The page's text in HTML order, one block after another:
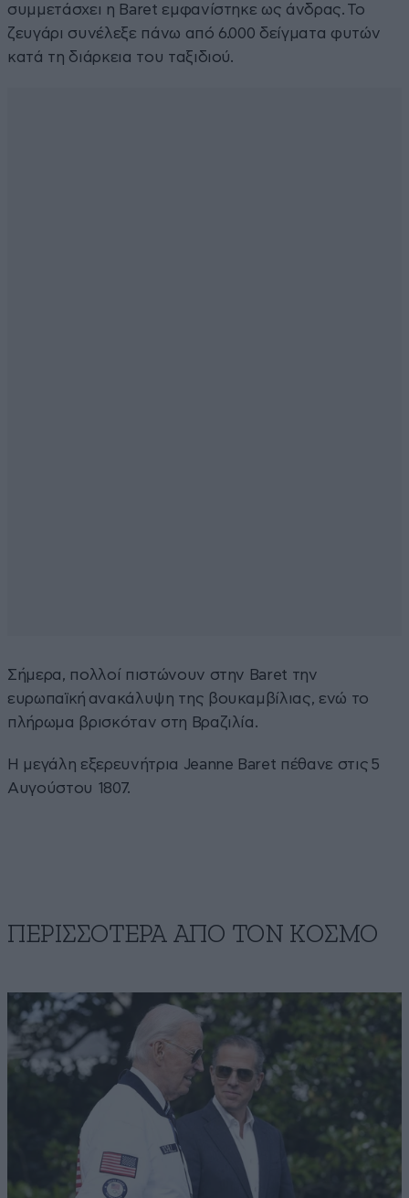
συμμετάσχει η Baret εμφανίστηκε ως άνδρας. Το
ζευγάρι συνέλεξε πάνω από 6.000 δείγματα φυτών
κατά τη διάρκεια του ταξιδιού.
Σήμερα, πολλοί πιστώνουν στην Baret την
ευρωπαϊκή ανακάλυψη της βουκαμβίλιας, ενώ το
πλήρωμα βρισκόταν στη Βραζιλία.
H μεγάλη εξερευνήτρια Jeanne Baret πέθανε στις 5
Αυγούστου 1807.
ΠΕΡΙΣΣΟΤΕΡΑ ΑΠΟ ΤΟΝ ΚΟΣΜΟ